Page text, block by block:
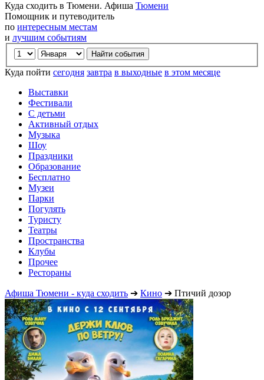
Куда сходить в Тюмени. Афиша Тюмени
Помощник и путеводитель
по интересным местам
и лучшим событиям
Куда пойти сегодня завтра в выходные в этом месяце
Выставки
Фестивали
С детьми
Активный отдых
Музыка
Шоу
Праздники
Образование
Бесплатно
Музеи
Парки
Погулять
Туристу
Театры
Пространства
Клубы
Прочее
Рестораны
Афиша Тюмени - куда сходить ➔ Кино ➔ Птичий дозор